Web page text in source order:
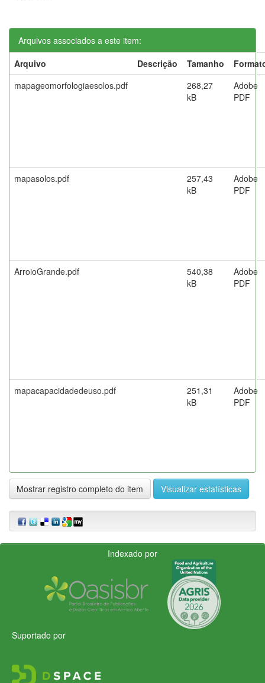
Arquivos associados a este item:
Arquivo
Descrição Tamanho
mapageomorfologiaesolos.pdf
268,27
kB
Adobe
PDF
mapasolos.pdf
257,43
kB
Adobe
PDF
ArroioGrande.pdf
540,38
kB
Adobe
PDF
mapacapacidadedeuso.pdf
251,31
kB
Adobe
PDF
Mostrar registro completo do item Visualizar estatísticas
Indexado por
Suportado por